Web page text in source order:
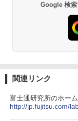
Google 検索
関連リンク
富士通研究所のホー
http://jp.fujitsu.com/